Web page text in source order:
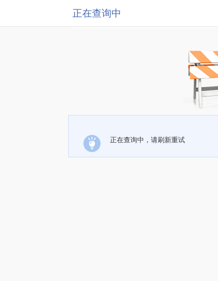
正在查询中
正在查询中，请刷新重试